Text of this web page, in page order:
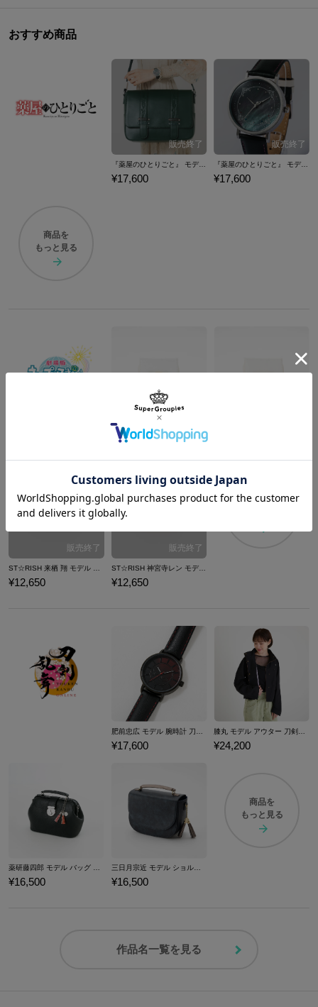
おすすめ商品
『薬屋のひとりごと』 モデル ショルダーバッグ
¥17,600 ¥17,600
商品を
もっと見る
ST☆RISH 愛島セシル モデル 三つ折り財布 劇場版 うたの☆プリンスさまっ♪ マジLOVEスターリッシュツアーズ
¥12,650
¥12,650
ST☆RISH 神宮寺レン モデル 三つ折り財布 劇場版 うたの☆プリンスさまっ♪ マジLOVEスターリッシュツアーズ
¥12,650
商品を
¥17,600 ¥24,200
薬研藤四郎 モデル バッグ 刀剣乱舞ONLINE
¥16,500
三日月宗近 モデル ショルダーバッグ 刀剣乱舞ONLINE
¥16,500
商品を
もっと見る
作品名一覧を見る